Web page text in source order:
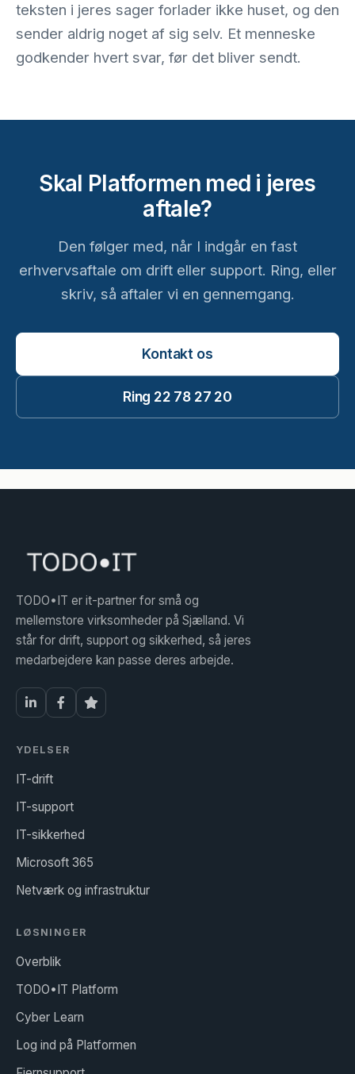
teksten i jeres sager forlader ikke huset, og den
sender aldrig noget af sig selv. Et menneske
godkender hvert svar, før det bliver sendt.
Skal Platformen med i jeres
aftale?
Den følger med, når I indgår en fast
erhvervsaftale om drift eller support. Ring, eller
skriv, så aftaler vi en gennemgang.
Kontakt os
Ring 22 78 27 20
TODO•IT er it-partner for små og
mellemstore virksomheder på Sjælland. Vi
står for drift, support og sikkerhed, så jeres
medarbejdere kan passe deres arbejde.
YDELSER
IT-drift
IT-support
IT-sikkerhed
Microsoft 365
Netværk og infrastruktur
LØSNINGER
Overblik
TODO•IT Platform
Cyber Learn
Log ind på Platformen